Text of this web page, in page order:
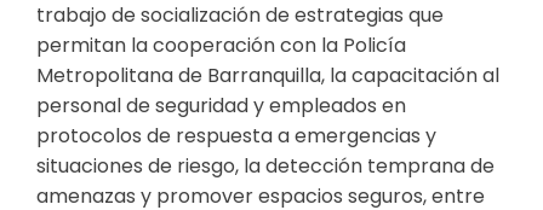
trabajo de socialización de estrategias que
permitan la cooperación con la Policía
Metropolitana de Barranquilla, la capacitación al
personal de seguridad y empleados en
protocolos de respuesta a emergencias y
situaciones de riesgo, la detección temprana de
amenazas y promover espacios seguros, entre